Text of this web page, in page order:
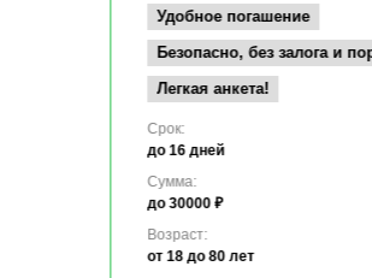
Удобное погашение
Безопасно, без залога и
Легкая анкета!
Срок:
до 16 дней
Сумма:
до 30000 ₽
Возраст:
от 18 до 80 лет